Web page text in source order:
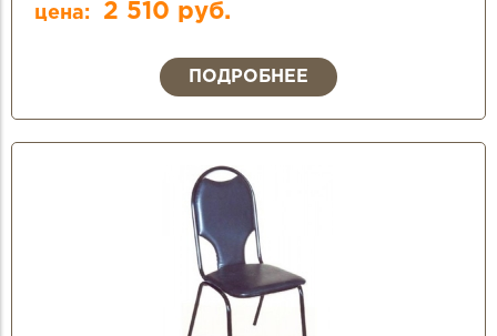
цена: 2 510 руб.
ПОДРОБНЕЕ